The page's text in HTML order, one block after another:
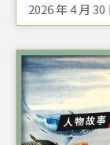
2026 年 4 月 30